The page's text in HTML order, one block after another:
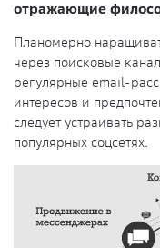
отражающие
Планомерно
через поисковые
регулярные email-
интересов и
следует устраивать
популярных соцсетях.